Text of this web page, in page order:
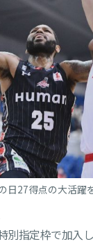
日27得点の大活躍
別指定枠で加